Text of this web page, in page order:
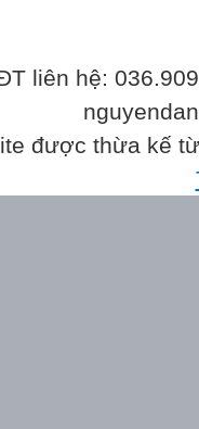
liên hệ:
được thừa kế